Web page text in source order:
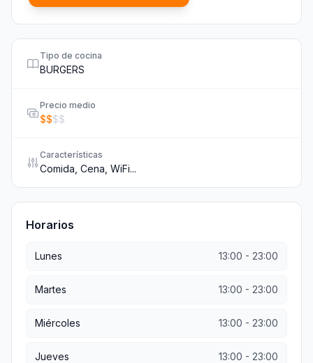
Tipo de cocina
BURGERS
Precio medio
$$$$
Características
Comida, Cena, WiFi...
Horarios
Lunes 13:00 - 23:00
Martes 13:00 - 23:00
Miércoles 13:00 - 23:00
Jueves 13:00 - 23:00